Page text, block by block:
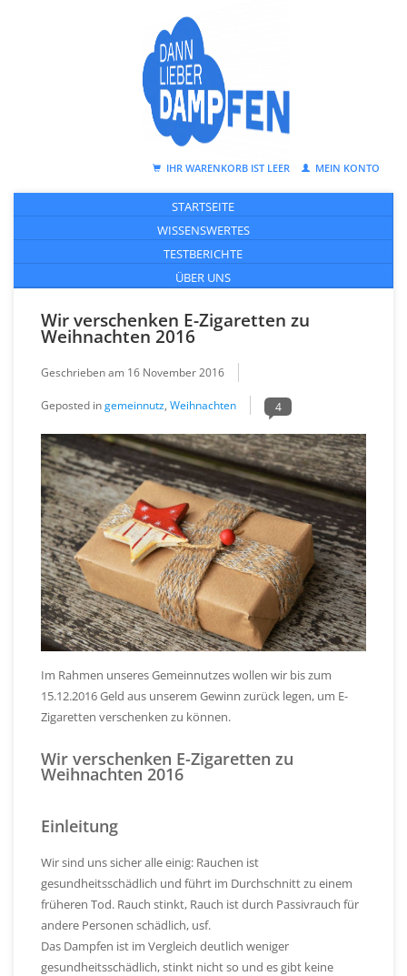
IHR WARENKORB IST LEER MEIN KONTO
STARTSEITE
WISSENSWERTES
TESTBERICHTE
ÜBER UNS
Wir verschenken E-Zigaretten zu
Weihnachten 2016
Geschrieben am 16 November 2016
Geposted ingemeinnutz, Weihnachten 4
Im Rahmen unseres Gemeinnutzes wollen wir bis zum
15.12.2016 Geld aus unserem Gewinn zurück legen, um E-
Zigaretten verschenken zu können.
Wir verschenken E-Zigaretten zu
Weihnachten 2016
Einleitung
Wir sind uns sicher alle einig: Rauchen ist
gesundheitsschädlich und führt im Durchschnitt zu einem
früheren Tod. Rauch stinkt, Rauch ist durch Passivrauch für
andere Personen schädlich, usf.
Das Dampfen ist im Vergleich deutlich weniger
gesundheitsschädlich, stinkt nicht so und es gibt keine